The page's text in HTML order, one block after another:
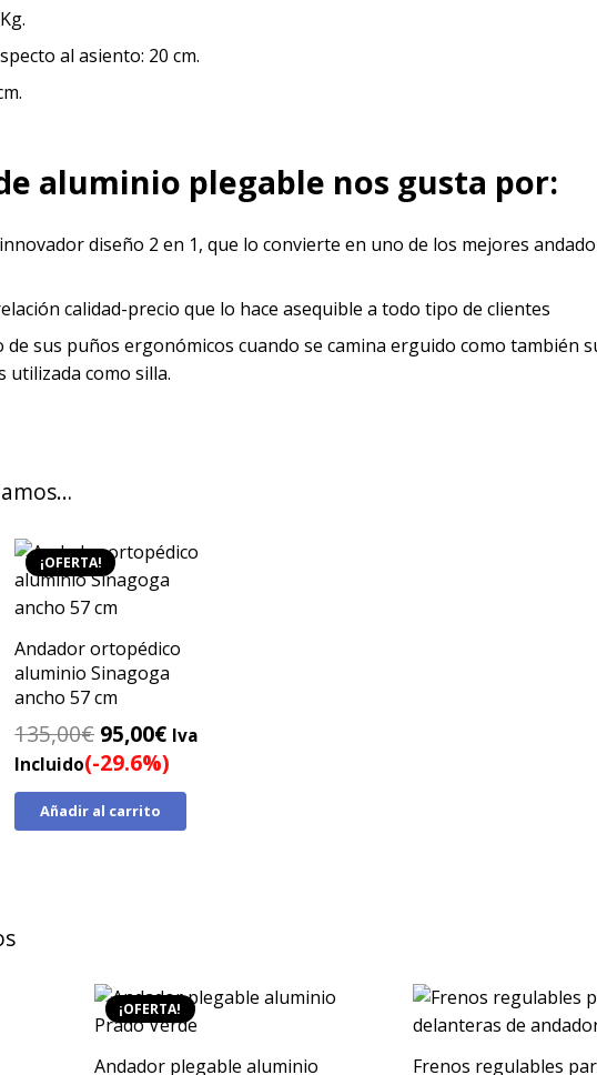
al asiento: 20 cm.
aluminio plegable nos gusta por:
diseño 2 en 1, que lo convierte en uno de los mejores
calidad-precio que lo hace asequible a todo tipo de clientes
de sus puños ergonómicos cuando se camina erguido como también
utilizada como silla.
¡OFERTA!
Andador ortopédico
aluminio Sinagoga
ancho 57 cm
135,00€ El
precio
original
era:
95,00€El
precio
actual
Iva
Incluido(-29.6%)
Añadir al carrito
¡OFERTA!
Andador plegable aluminio
Frenos regulables